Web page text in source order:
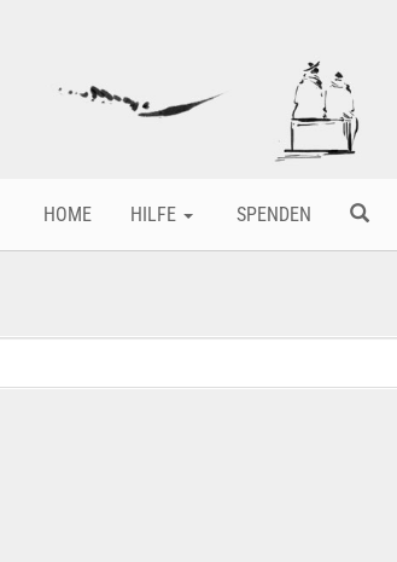
HOME HILFE SPENDEN